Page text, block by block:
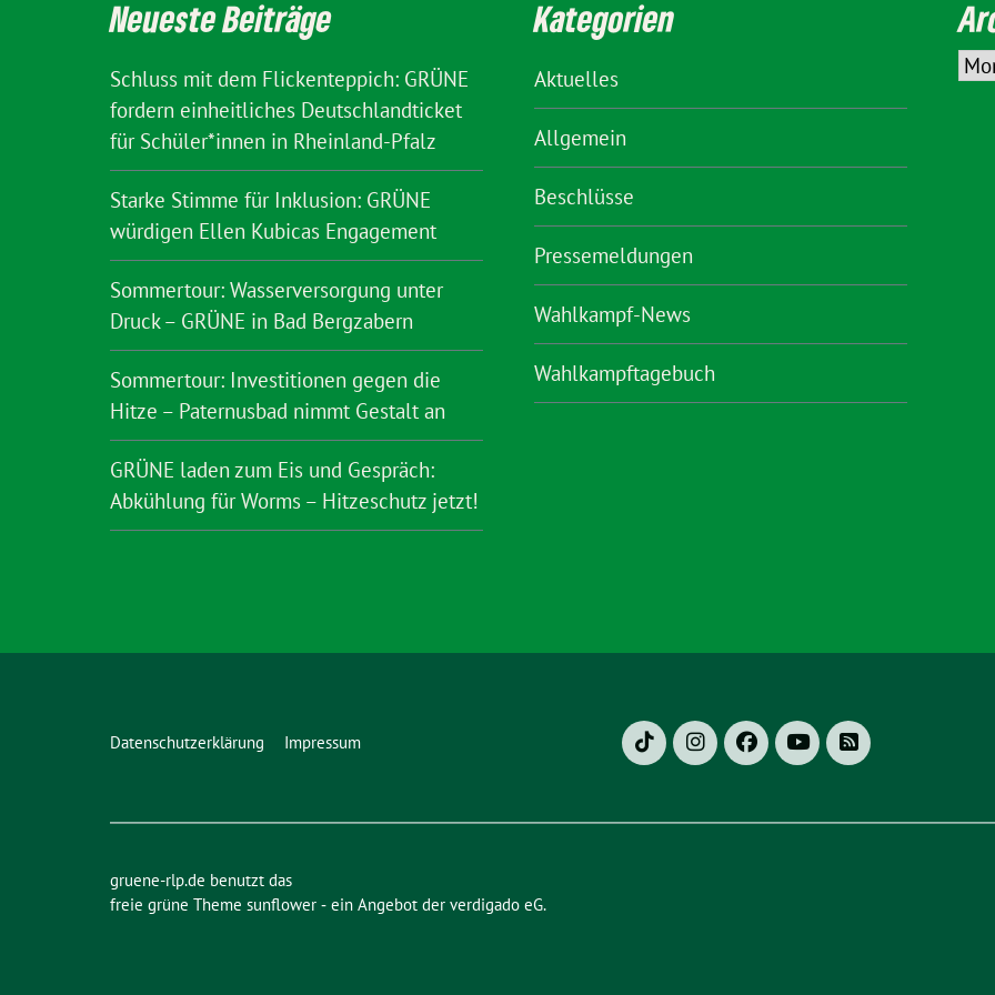
Neueste Beiträge
Schluss mit dem Flickenteppich: GRÜNE
fordern einheitliches Deutschlandticket
für Schüler*innen in Rheinland-Pfalz
Starke Stimme für Inklusion: GRÜNE
würdigen Ellen Kubicas Engagement
Sommertour: Wasserversorgung unter
Druck – GRÜNE in Bad Bergzabern
Sommertour: Investitionen gegen die
Hitze – Paternusbad nimmt Gestalt an
GRÜNE laden zum Eis und Gespräch:
Abkühlung für Worms – Hitzeschutz jetzt!
Kategorien
Aktuelles
Allgemein
Beschlüsse
Pressemeldungen
Wahlkampf-News
Wahlkampftagebuch
Datenschutzerklärung Impressum
gruene-rlp.de benutzt das
freie grüne Theme sunflower ‐ ein Angebot der verdigado eG.